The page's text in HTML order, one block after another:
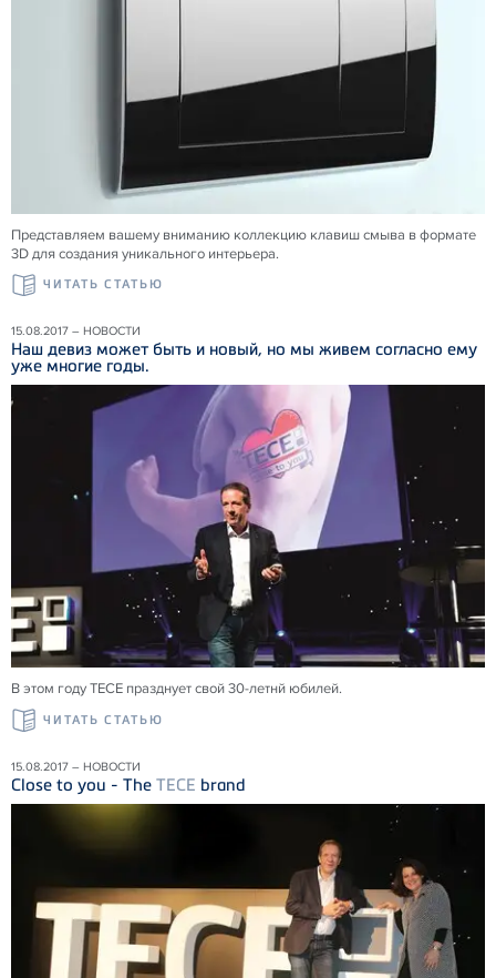
Представляем вашему вниманию коллекцию клавиш смыва в формате
3D для создания уникального интерьера.
ЧИТАТЬ СТАТЬЮ
15.08.2017 – НОВОСТИ
Наш девиз может быть и новый, но мы живем согласно ему
уже многие годы.
В этом году ТЕСЕ празднует свой 30-летнй юбилей.
ЧИТАТЬ СТАТЬЮ
15.08.2017 – НОВОСТИ
Close to you - The TECE brand